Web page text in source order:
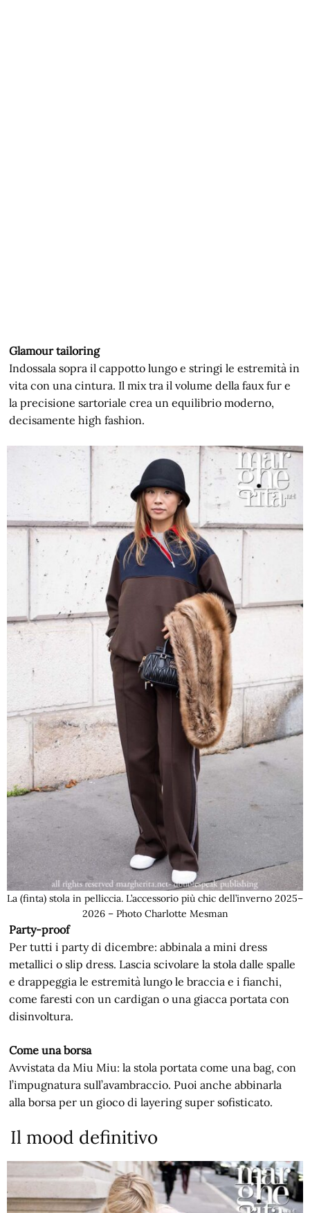
Glamour tailoring
Indossala sopra il cappotto lungo e stringi le estremità in
vita con una cintura. Il mix tra il volume della faux fur e
la precisione sartoriale crea un equilibrio moderno,
decisamente high fashion.
La (finta) stola in pelliccia. L’accessorio più chic dell’inverno 2025–
2026 – Photo Charlotte Mesman
Party-proof
Per tutti i party di dicembre: abbinala a mini dress
metallici o slip dress. Lascia scivolare la stola dalle spalle
e drappeggia le estremità lungo le braccia e i fianchi,
come faresti con un cardigan o una giacca portata con
disinvoltura.
Come una borsa
Avvistata da Miu Miu: la stola portata come una bag, con
l’impugnatura sull’avambraccio. Puoi anche abbinarla
alla borsa per un gioco di layering super sofisticato.
Il mood definitivo